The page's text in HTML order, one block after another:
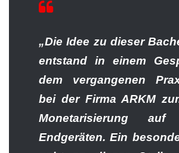
„Die Idee zu dieser
entstand in einem
dem vergangenen
bei der Firma ARKM
Monetarisierung auf
Endgeräten. Ein